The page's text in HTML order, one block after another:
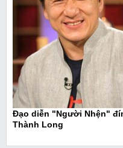
Đạo diễn "Người Nhện"
Thành Long